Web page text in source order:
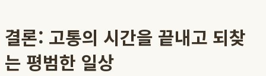
결론: 고통의 시간을 끝내고 되찾
는 평범한 일상